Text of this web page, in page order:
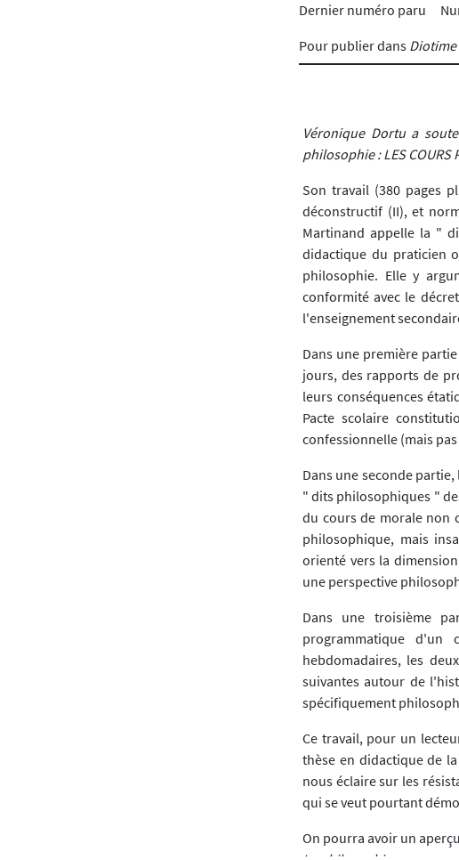
Dernier numéro paru
Pour publier dans Diotime
Véronique Dortu a
philosophie : LES COURS
Son travail (380 pages
déconstructif (II), et
Martinand appelle la "
didactique du praticien
philosophie. Elle y
conformité avec le
l'enseignement
Dans une première
jours, des rapports de
leurs conséquences
Pacte scolaire
confessionnelle (mais
Dans une seconde
" dits philosophiques "
du cours de morale non
philosophique, mais
orienté vers la
une perspective
Dans une troisième
programmatique d'un
hebdomadaires, les
suivantes autour de
spécifiquement
Ce travail, pour un
thèse en didactique de
nous éclaire sur les
qui se veut pourtant
On pourra avoir un